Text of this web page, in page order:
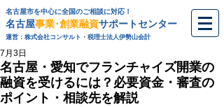
名古屋事業･創業融資サポートセンター
運営：株式会社コンサルト・税理士法人伊勢山会計
名古屋市を中心に全国のご相談に対応！
名古屋・愛知でフランチャイズ開業の
融資を受けるには？必要資金・審査の
ポイント・相談先を解説
7月3日